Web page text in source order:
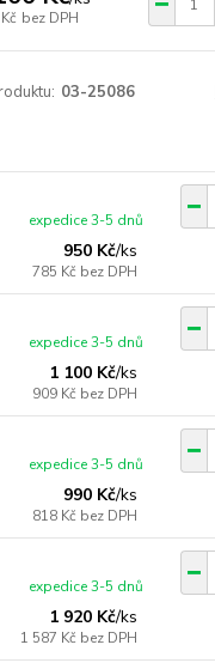
bez DPH
03-25086
950 Kč/ks
785 Kč bez DPH
expedice 3-5 dnů
1 100 Kč/ks
909 Kč bez DPH
expedice 3-5 dnů
990 Kč/ks
818 Kč bez DPH
expedice 3-5 dnů
1 920 Kč/ks
1 587 Kč bez DPH
expedice 3-5 dnů